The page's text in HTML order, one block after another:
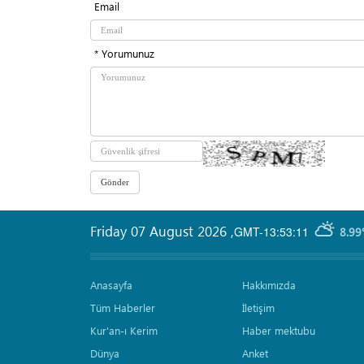
Email
* Yorumunuz
GMT-13:53:11
Friday 07 August 2026 ,
Anasayfa
Tüm Haberler
Kur'an-ı Kerim
Dünya
Hakkımızda
İletişim
Haber mektubu
Anket